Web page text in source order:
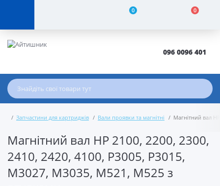
0 0
096 0096 401
Запчастини для картриджів Вали проявки та магнітні Магнітний вал
Магнітний вал HP 2100, 2200, 2300,
2410, 2420, 4100, P3005, P3015,
M3027, M3035, M521, M525 з